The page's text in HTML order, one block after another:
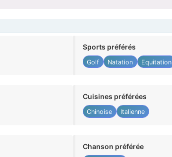
Sports préférés
Golf Natation Equitation
Cuisines préférées
Chinoise Italienne
Chanson préférée